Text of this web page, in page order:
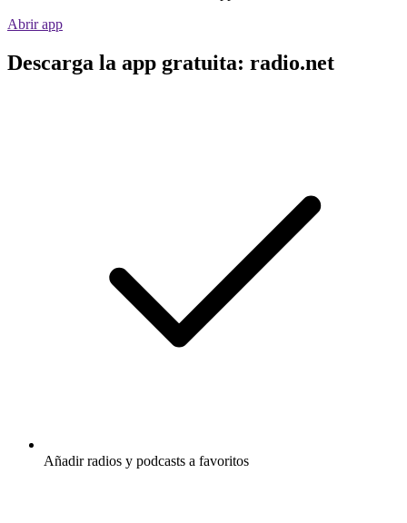
Abrir app
Descarga la app gratuita: radio.net
Añadir radios y podcasts a favoritos